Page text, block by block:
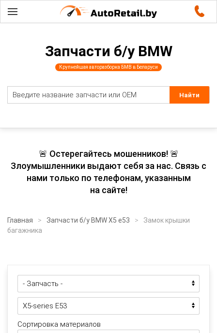
Запчасти б/у BMW
Крупнейшая авторазборка БМВ в Беларуси
🚨 Остерегайтесь мошенников! 🚨
Злоумышленники выдают себя за нас. Связь с
нами только по телефонам, указанным
на сайте!
Главная Запчасти б/у BMW X5 e53
Замок крышки
багажника
Сортировка материалов